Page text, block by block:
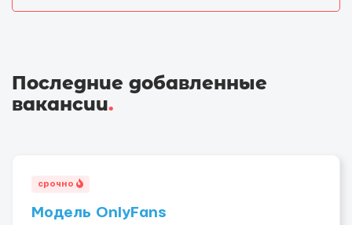
Последние добавленные
вакансии.
срочно
Модель OnlyFans